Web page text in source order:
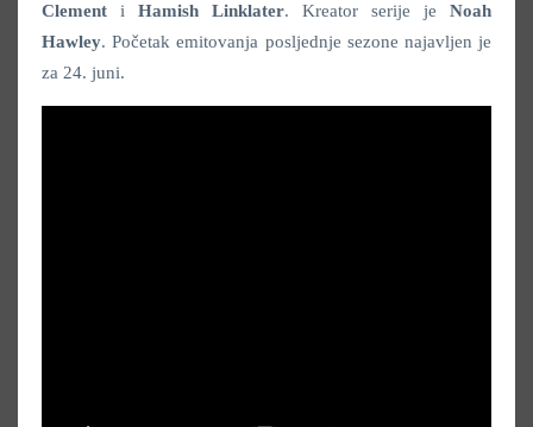
Clement i Hamish Linklater. Kreator serije je Noah
Hawley. Početak emitovanja posljednje sezone najavljen je
za 24. juni.